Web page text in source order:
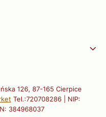
126, 87-165 Cierpice
Tel.:720708286 | NIP:
384968037